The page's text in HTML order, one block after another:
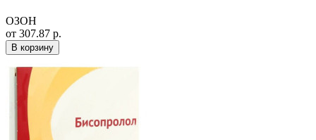
ОЗОН
от 307.87 р.
В корзину